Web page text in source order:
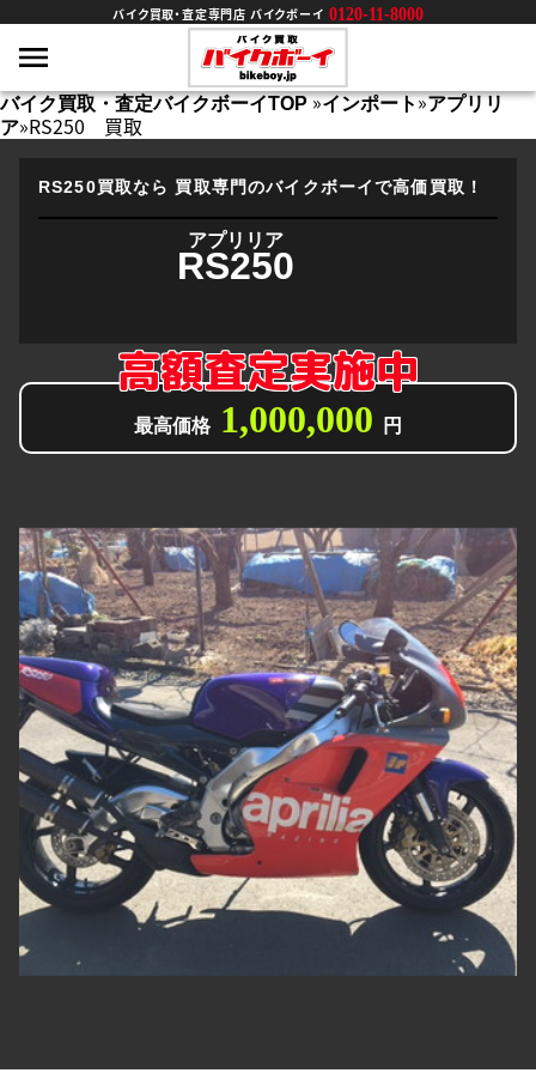
バイク買取・査定専門店 バイクボーイ 0120-11-8000
バイク買取・査定バイクボーイTOP»インポート»アプリリ
ア»RS250 買取
RS250買取なら 買取専門のバイクボーイで高価買取！
アプリリア
RS250
高額査定実施中
最高価格 1,000,000 円